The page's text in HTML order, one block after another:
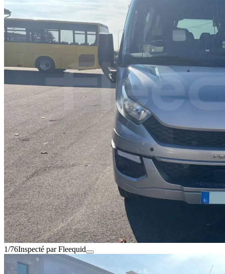
1/76Inspecté par Fleequid